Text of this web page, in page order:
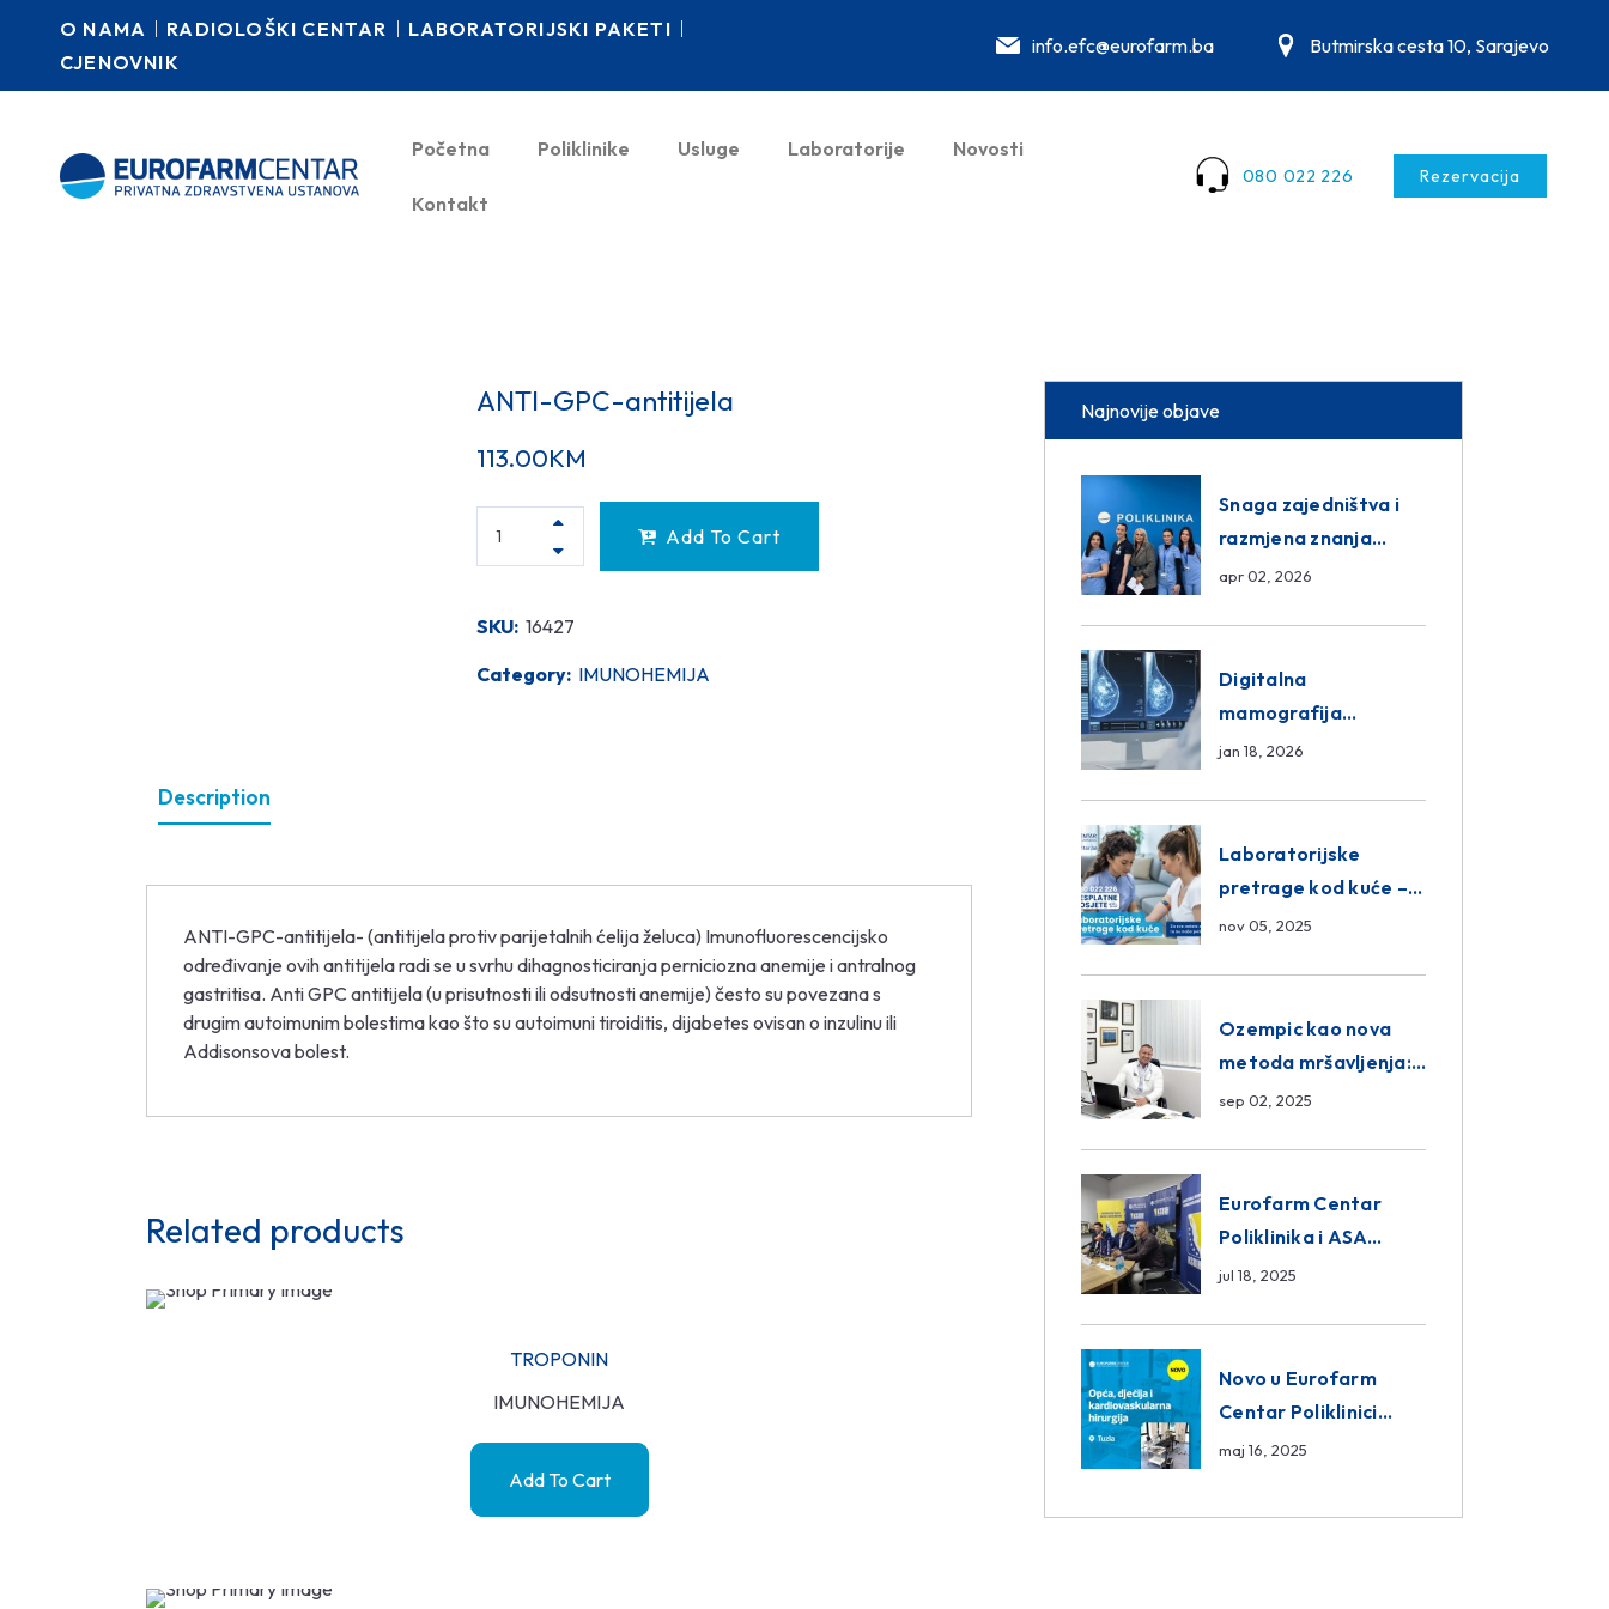
O NAMA RADIOLOŠKI CENTAR
LABORATORIJSKI PAKETI
CJENOVNIK
info.efc@eurofarm.ba Butmirska cesta 10, Sarajevo
Početna Poliklinike Usluge Laboratorije Novosti
Kontakt
080 022 226 Rezervacija
ANTI-GPC-antitijela
113.00KM
Add To Cart
SKU: 16427
Category: IMUNOHEMIJA
Description
ANTI-GPC-antitijela- (antitijela protiv parijetalnih ćelija želuca) Imunofluorescencijsko
određivanje ovih antitijela radi se u svrhu dihagnosticiranja perniciozna anemije i antralnog
gastritisa. Anti GPC antitijela (u prisutnosti ili odsutnosti anemije) često su povezana s
drugim autoimunim bolestima kao što su autoimuni tiroiditis, dijabetes ovisan o inzulinu ili
Addisonsova bolest.
Related products
TROPONIN
IMUNOHEMIJA
Add To Cart
Najnovije objave
Snaga zajedništva i
razmjena znanja
unutar ASA Medical
apr 02, 2026
Digitalna
mamografija
Sarajevo – Pregled
jan 18, 2026
Laboratorijske
pretrage kod kuće –
novo u Eurofam
nov 05, 2025
Ozempic kao nova
metoda mršavljenja:
da ili ne?
sep 02, 2025
Eurofarm Centar
Poliklinika i ASA
CENTRAL osiguranje
BiH
jul 18, 2025
Novo u Eurofarm
Centar Poliklinici
Tuzla – opća, dječija i
hirurgija
maj 16, 2025